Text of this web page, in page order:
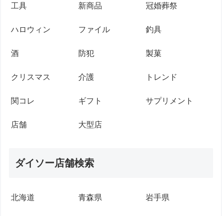
工具 新商品 冠婚葬祭
ハロウィン ファイル 釣具
酒 防犯 製菓
クリスマス 介護 トレンド
関コレ ギフト サプリメント
店舗 大型店
ダイソー店舗検索
北海道 青森県 岩手県